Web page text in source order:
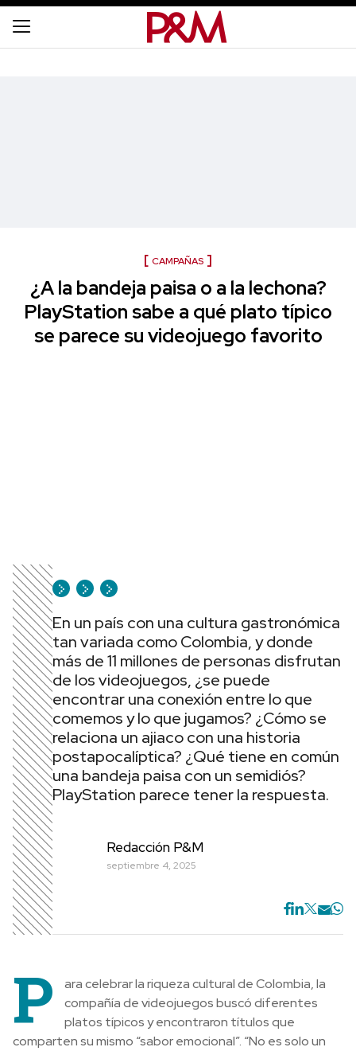
CAMPAÑAS
¿A la bandeja paisa o a la lechona?
PlayStation sabe a qué plato típico
se parece su videojuego favorito
En un país con una cultura gastronómica
tan variada como Colombia, y donde
más de 11 millones de personas disfrutan
de los videojuegos, ¿se puede
encontrar una conexión entre lo que
comemos y lo que jugamos? ¿Cómo se
relaciona un ajiaco con una historia
postapocalíptica? ¿Qué tiene en común
una bandeja paisa con un semidiós?
PlayStation parece tener la respuesta.
Redacción P&M
septiembre 4, 2025
P
ara celebrar la riqueza cultural de Colombia, la
compañía de videojuegos buscó diferentes
platos típicos y encontraron títulos que
comparten su mismo “sabor emocional”. “No es solo un